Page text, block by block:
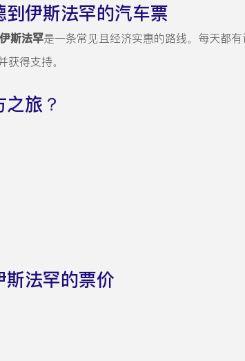
到伊斯法罕的汽车票
斯法罕是一条常见且经济实惠的路线。每天都
获得支持。
旅？
斯法罕的票价